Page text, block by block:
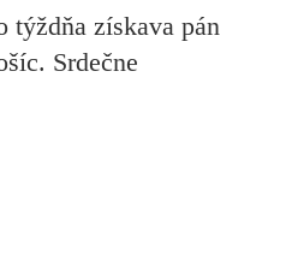
týždňa získava pán
Srdečne